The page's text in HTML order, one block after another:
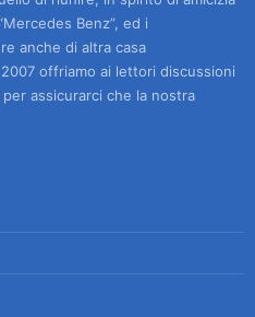
Benz”, ed i
anche di altra casa
offriamo ai lettori discussioni
assicurarci che la nostra